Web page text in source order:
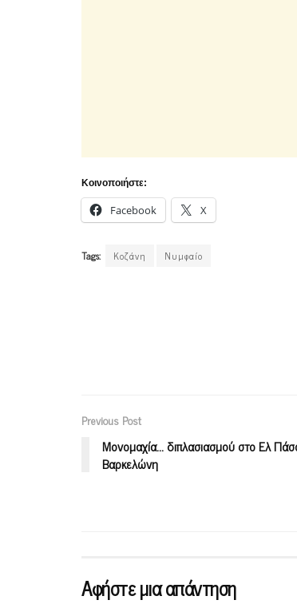
Κοινοποιήστε:
Facebook X
Tags: Κοζάνη Νυμφαίο
Previous Post
Μονομαχία… διπλασιασμού στο Ελ
Βαρκελώνη
Αφήστε μια απάντηση